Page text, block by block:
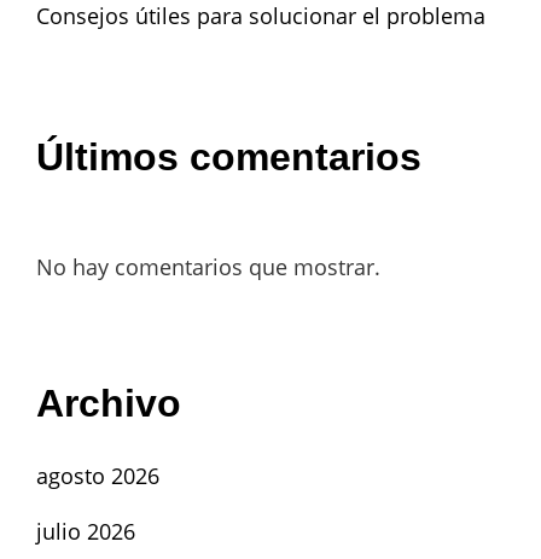
Consejos útiles para solucionar el problema
Últimos comentarios
No hay comentarios que mostrar.
Archivo
agosto 2026
julio 2026